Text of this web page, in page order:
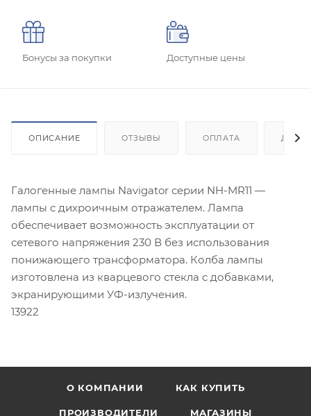
Бонусы за покупки Доступные цены
ОПИСАНИЕ ОТЗЫВЫ ОПЛАТА
Галогенные лампы Navigator серии NH-MR11 —
лампы с дихроичным отражателем. Лампа
обеспечивает возможность эксплуатации от
сетевого напряжения 230 В без использования
понижающего трансформатора. Колба лампы
изготовлена из кварцевого стекла с добавками,
экранирующими УФ-излучения.
13922
О КОМПАНИИ КАК КУПИТЬ
ПРОИЗВОДИТЕЛИ МАГАЗИНЫ